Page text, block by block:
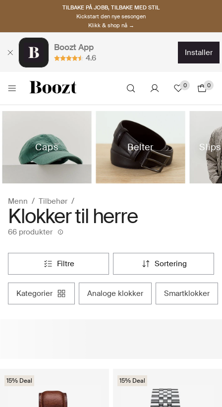
TILBAKE PÅ JOBB, TILBAKE MED STIL
Kickstart den nye sesongen
Klikk & shop nå →
Boozt App
4.6
installer
0 0
Caps Belter
Menn Tilbehør
Klokker til herre
66 produkter
filtre sortering
kategorier analoge klokker smartklokker
15% Deal 15% Deal